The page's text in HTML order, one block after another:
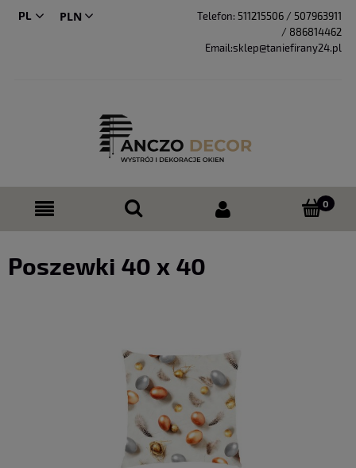
PL Telefon: 511215506 / 507963911
/ 886814462
Email:sklep@taniefirany24.pl
Poszewki 40 x 40